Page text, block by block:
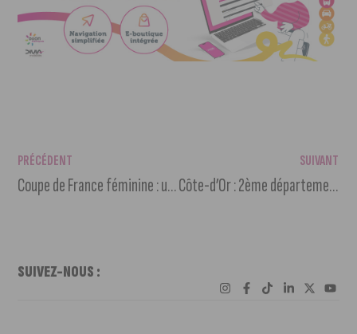
PRÉCÉDENT
Coupe de France féminine : un choc de prestige attend le DFCO
SUIVANT
Côte-d’Or : 2ème département le plus gourmet
SUIVEZ-NOUS :